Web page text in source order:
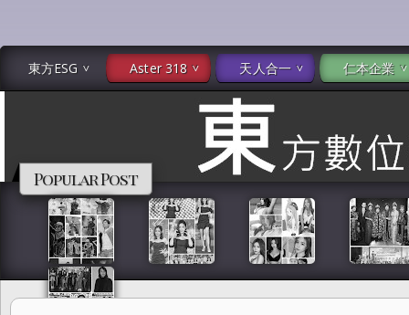
東方ESG Aster 318 天人合一 仁本企業
Popular Post